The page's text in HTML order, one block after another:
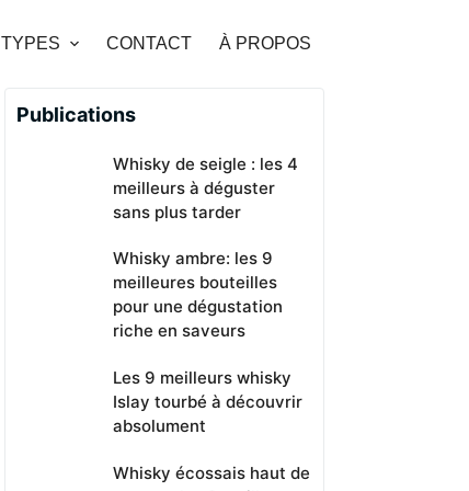
TYPES CONTACT À PROPOS
Publications
Whisky de seigle : les 4
meilleurs à déguster
sans plus tarder
Whisky ambre: les 9
meilleures bouteilles
pour une dégustation
riche en saveurs
Les 9 meilleurs whisky
Islay tourbé à découvrir
absolument
Whisky écossais haut de